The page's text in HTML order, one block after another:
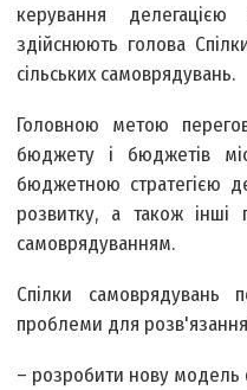
керування
здійснюють голова
сільських самоврядувань.
Головною метою
бюджету і бюджетів
бюджетною стратегією
розвитку, а також інші
самоврядуванням.
Спілки самоврядувань
проблеми для розв'язання
– розробити нову модель